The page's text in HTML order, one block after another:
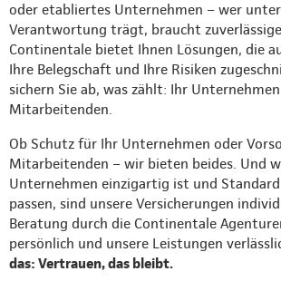
oder etabliertes Unternehmen – wer
Verantwortung trägt, braucht
Continentale bietet Ihnen Lösungen, die
Ihre Belegschaft und Ihre Risiken
sichern Sie ab, was zählt: Ihr
Mitarbeitenden.
Ob Schutz für Ihr Unternehmen oder
Mitarbeitenden – wir bieten beides. Und
Unternehmen einzigartig ist und
passen, sind unsere Versicherungen
Beratung durch die Continentale
persönlich und unsere Leistungen
das: Vertrauen, das bleibt.